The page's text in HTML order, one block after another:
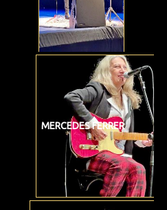
MERCEDES FERRER